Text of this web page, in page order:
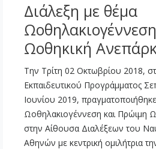
Διάλεξη με θέμα
Ωοθηκική
Την Τρίτη 02 Οκτωβρίου 2018,
Εκπαιδευτικού Προγράμματος
Ιουνίου 2019,
Ωοθηλακιογέννεση και Πρώιμη
στην Αίθουσα Διαλέξεων του
Αθηνών με κεντρική ομιλήτρια